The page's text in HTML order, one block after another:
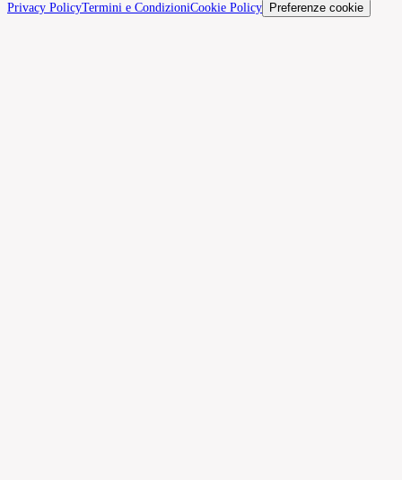
Privacy PolicyTermini e CondizioniCookie Policy Preferenze cookie